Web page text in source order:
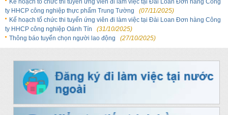
Kế hoạch tổ chức thi tuyển ứng viên đi làm việc tại Đài Loan Đơn hàng Công
ty HHCP công nghiệp thực phẩm Trung Tường
(07/11/2025)
Kế hoạch tổ chức thi tuyển ứng viên đi làm việc tại Đài Loan Đơn hàng Công
ty HHCP công nghiệp Oánh Tín
(31/10/2025)
Thông báo tuyển chọn người lao động
(27/10/2025)